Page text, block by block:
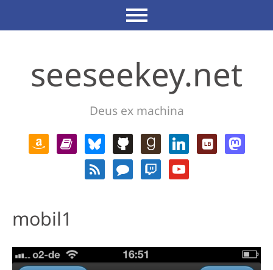
seeseekey.net
Deus ex machina
mobil1